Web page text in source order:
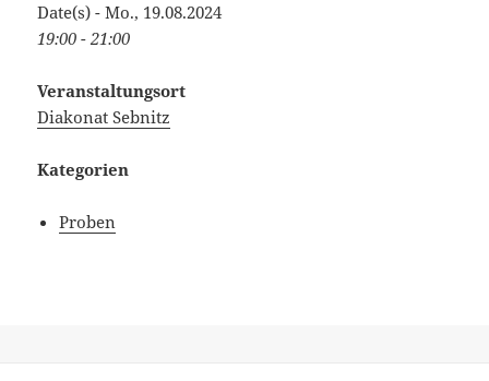
Date(s) - Mo., 19.08.2024
19:00 - 21:00
Veranstaltungsort
Diakonat Sebnitz
Kategorien
Proben